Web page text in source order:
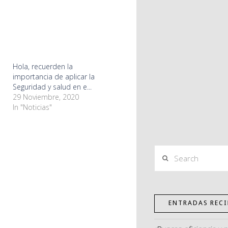
Hola, recuerden la
importancia de aplicar la
Seguridad y salud en e...
29 Noviembre, 2020
In "Noticias"
ENTRADAS